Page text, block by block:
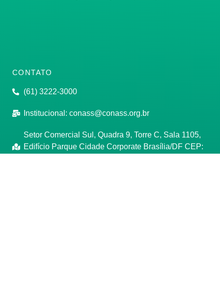
CONTATO
(61) 3222-3000
Institucional: conass@conass.org.br
Setor Comercial Sul, Quadra 9, Torre C, Sala 1105,
Edifício Parque Cidade Corporate Brasília/DF CEP: